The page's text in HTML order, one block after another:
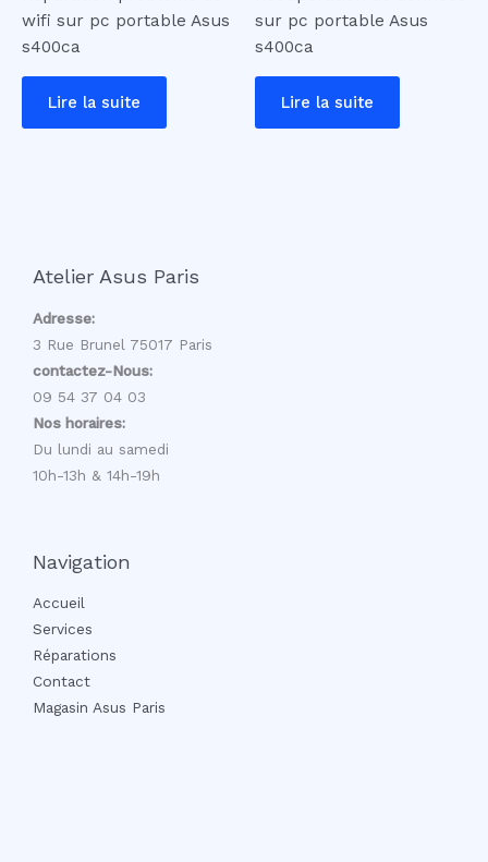
wifi sur pc portable Asus
s400ca
Lire la suite
sur pc portable Asus
s400ca
Lire la suite
Atelier Asus Paris
Adresse:
3 Rue Brunel 75017 Paris
contactez-Nous:
09 54 37 04 03
Nos horaires:
Du lundi au samedi
10h-13h & 14h-19h
Navigation
Accueil
Services
Réparations
Contact
Magasin Asus Paris